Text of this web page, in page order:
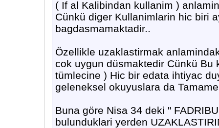
( If al Kalibindan kullanim )
Cünkü diger Kullanimlarin hic biri
bagdasmamaktadir..
Özellikle uzaklastirmak
cok uygun düsmaktedir Cünkü
tümlecine ) Hic bir edata ihtiyac
geleneksel okuyuslara da
Buna göre Nisa 34 deki "
bulunduklari yerden